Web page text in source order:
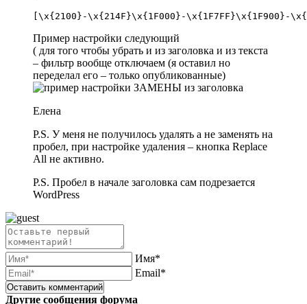
Пример настройки следующий
( для того чтобы убрать и из заголовка и из текста
– фильтр вообще отключаем (я оставил но
переделал его – только опубликованные)
Елена
P.S. У меня не получилось удалять а не заменять на
пробел, при настройке удаления – кнопка Replace
All не активно.
P.S. Пробел в начале заголовка сам подрезается
WordPress
Имя*
Email*
Другие сообщения форума